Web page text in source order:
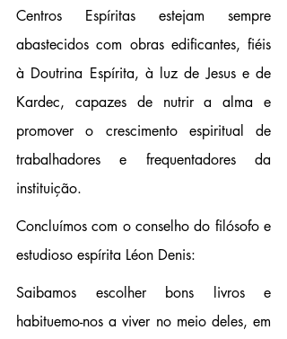
Centros Espíritas estejam sempre
abastecidos com obras edificantes, fiéis
à Doutrina Espírita, à luz de Jesus e de
Kardec, capazes de nutrir a alma e
promover o crescimento espiritual de
trabalhadores e frequentadores da
instituição.
Concluímos com o conselho do filósofo e
estudioso espírita Léon Denis:
Saibamos escolher bons livros e
habituemo-nos a viver no meio deles, em